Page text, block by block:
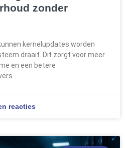
zonder
kernelupdates worden
draait. Dit zorgt voor meer
en een betere
reacties